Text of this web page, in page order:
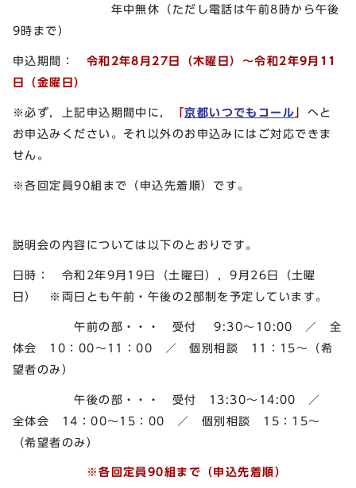
年中無休（ただし電話は午前8時から午後
9時まで）
申込期間： 令和2年8月27日（木曜日）～令和2年9月11
日（金曜日）
※必ず，上記申込期間中に， 「京都いつでもコール
へと
お申込みください。それ以外のお申込みにはご対応できま
せん。
※各回定員90組まで（申込先着順）です。
説明会の内容については以下のとおりです。
日時： 令和2年9月19日（土曜日），9月26日（土曜
日） ※両日とも午前・午後の2部制を予定しています。
午前の部・・・ 受付 9:30～10:00 ／ 全
体会 10：00～11：00 ／ 個別相談 11：15～（希
望者のみ）
午後の部・・・ 受付 13:30～14:00 ／
全体会 14：00～15：00 ／ 個別相談 15：15～
（希望者のみ）
※各回定員90組まで（申込先着順）